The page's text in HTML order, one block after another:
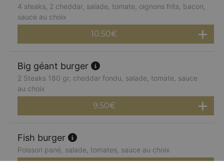
4 steaks, 2 cheddar, salade, tomate, oignons frits, bacon,
sauce au choix
10.50€
Big géant burger
2 Steaks 180 gr, cheddar fondu, salade, tomate, sauce
au choix
9.50€
Fish burger
Poisson pané, salade, tomates, sauce au choix